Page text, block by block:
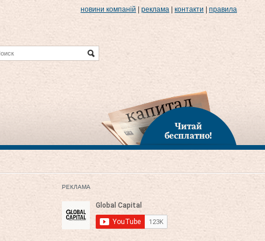
новини компаній реклама контакти правила
Читай
бесплатно!
РЕКЛАМА